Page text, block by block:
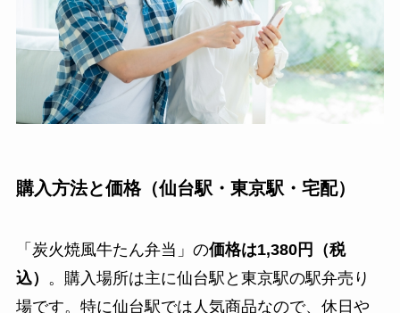
購入方法と価格（仙台駅・東京駅・宅配）
「炭火焼風牛たん弁当」の価格は1,380円（税
込） 。購入場所は主に仙台駅と東京駅の駅弁売り
場です。特に仙台駅では人気商品なので、休日や